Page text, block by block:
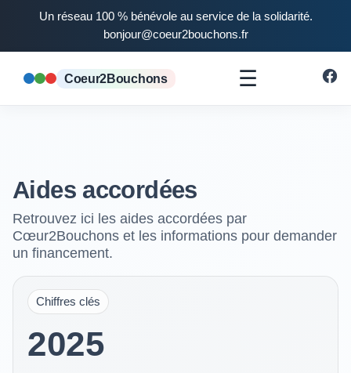
Un réseau 100 % bénévole au service de la solidarité.
bonjour@coeur2bouchons.fr
Coeur2Bouchons ☰
Aides accordées
Retrouvez ici les aides accordées par
Cœur2Bouchons et les informations pour demander
un financement.
Chiffres clés
2025